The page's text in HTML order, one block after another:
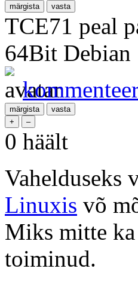
TCE71 peal
64Bit
0 häält
Vahelduseks
Linuxis võ
Miks mitte ka
toiminud.